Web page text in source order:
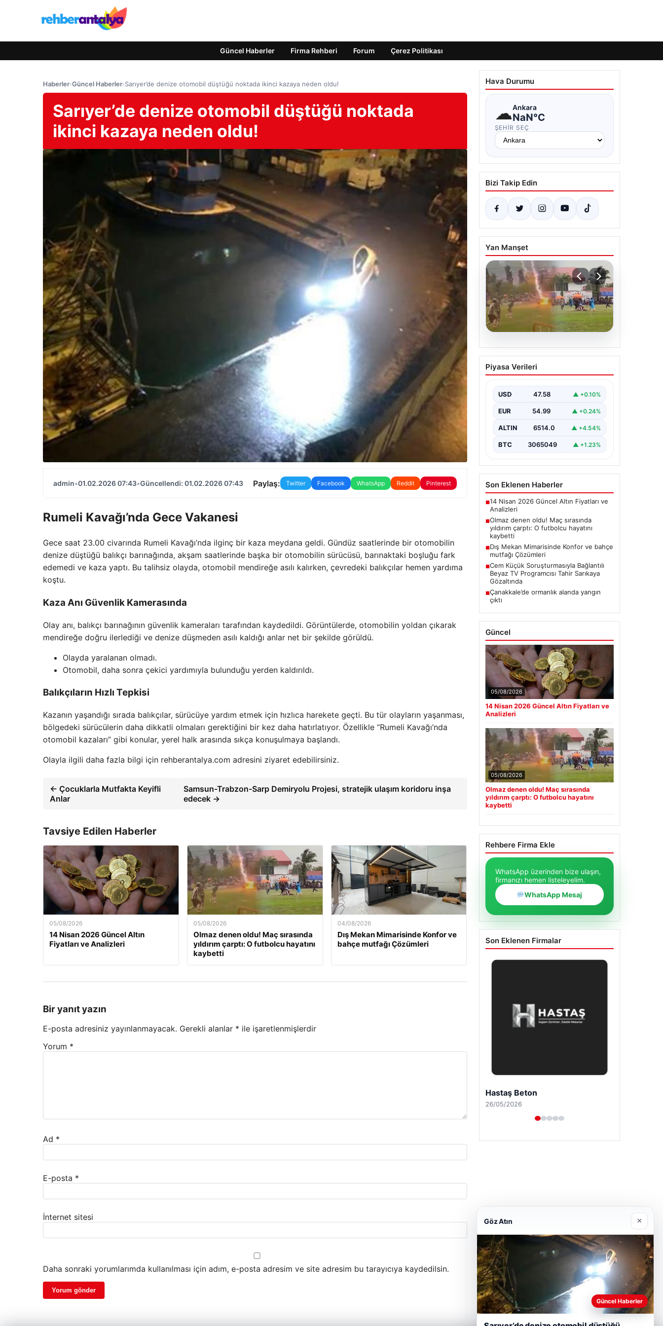
Güncel Haberler Firma Rehberi Forum Çerez Politikası
Haberler›Güncel Haberler›Sarıyer’de denize otomobil düştüğü noktada ikinci kazaya neden oldu!
Sarıyer’de denize otomobil düştüğü noktada
ikinci kazaya neden oldu!
admin•01.02.2026 07:43•Güncellendi: 01.02.2026 07:43 Paylaş: Twitter Facebook WhatsApp Reddit Pinterest
Rumeli Kavağı’nda Gece Vakanesi
Gece saat 23.00 civarında Rumeli Kavağı’nda ilginç bir kaza meydana geldi. Gündüz saatlerinde bir otomobilin
denize düştüğü balıkçı barınağında, akşam saatlerinde başka bir otomobilin sürücüsü, barınaktaki boşluğu fark
edemedi ve kaza yaptı. Bu talihsiz olayda, otomobil mendireğe asılı kalırken, çevredeki balıkçılar hemen yardıma
koştu.
Kaza Anı Güvenlik Kamerasında
Olay anı, balıkçı barınağının güvenlik kameraları tarafından kaydedildi. Görüntülerde, otomobilin yoldan çıkarak
mendireğe doğru ilerlediği ve denize düşmeden asılı kaldığı anlar net bir şekilde görüldü.
Olayda yaralanan olmadı.
Otomobil, daha sonra çekici yardımıyla bulunduğu yerden kaldırıldı.
Balıkçıların Hızlı Tepkisi
Kazanın yaşandığı sırada balıkçılar, sürücüye yardım etmek için hızlıca harekete geçti. Bu tür olayların yaşanması,
bölgedeki sürücülerin daha dikkatli olmaları gerektiğini bir kez daha hatırlatıyor. Özellikle “Rumeli Kavağı’nda
otomobil kazaları” gibi konular, yerel halk arasında sıkça konuşulmaya başlandı.
Olayla ilgili daha fazla bilgi için rehberantalya.com adresini ziyaret edebilirsiniz.
← Çocuklarla Mutfakta Keyifli
Anlar
Samsun-Trabzon-Sarp Demiryolu Projesi, stratejik ulaşım koridoru inşa
edecek →
Tavsiye Edilen Haberler
05/08/2026
14 Nisan 2026 Güncel Altın
Fiyatları ve Analizleri
05/08/2026
Olmaz denen oldu! Maç sırasında
yıldırım çarptı: O futbolcu hayatını
kaybetti
04/08/2026
Dış Mekan Mimarisinde Konfor ve
bahçe mutfağı Çözümleri
Bir yanıt yazın
E-posta adresiniz yayınlanmayacak. Gerekli alanlar * ile işaretlenmişlerdir
Yorum *
Ad *
E-posta *
İnternet sitesi
Daha sonraki yorumlarımda kullanılması için adım, e-posta adresim ve site adresim bu tarayıcıya kaydedilsin.
Hava Durumu
☁Ankara
NaN°C
ŞEHIR SEÇ
Bizi Takip Edin
Yan Manşet
05.08.2026
Olmaz denen oldu! Maç
sırasında yıldırım çarptı:
kaybetti
Piyasa Verileri
USD 47.58 ▲ +0.10%
EUR 54.99 ▲ +0.24%
ALTIN 6514.0 ▲ +4.54%
BTC 3065049 ▲ +1.23%
Son Eklenen Haberler
■14 Nisan 2026 Güncel Altın Fiyatları ve
Analizleri
■Olmaz denen oldu! Maç sırasında
yıldırım çarptı: O futbolcu hayatını
kaybetti
■Dış Mekan Mimarisinde Konfor ve bahçe
mutfağı Çözümleri
■Cem Küçük Soruşturmasıyla Bağlantılı
Beyaz TV Programcısı Tahir Sarıkaya
Gözaltında
■Çanakkale’de ormanlık alanda yangın
çıktı
Güncel
05/08/2026
14 Nisan 2026 Güncel Altın Fiyatları ve
Analizleri
05/08/2026
Olmaz denen oldu! Maç sırasında
yıldırım çarptı: O futbolcu hayatını
kaybetti
Rehbere Firma Ekle
WhatsApp üzerinden bize ulaşın,
firmanızı hemen listeleyelim.
WhatsApp Mesaj
Son Eklenen Firmalar
Enes Kaplan Avukatlık Bürosu
28/04/2026
Göz Atın ×
Güncel Haberler